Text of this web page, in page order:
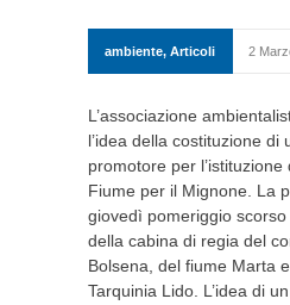
ambiente, Articoli 2
L’associazione
l’idea della costituzione di
promotore per
Fiume per il Mignone. La
giovedì pomeriggio
della cabina di regia del
Bolsena, del fiume Marta
Tarquinia Lido. L’idea di